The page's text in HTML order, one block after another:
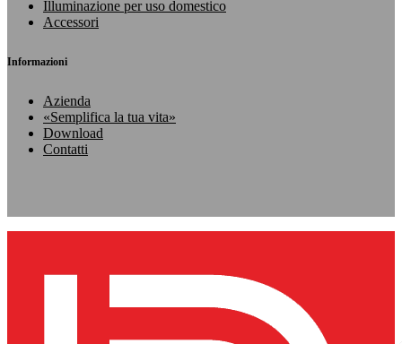
Illuminazione per uso domestico
Accessori
Informazioni
Azienda
«Semplifica la tua vita»
Download
Contatti